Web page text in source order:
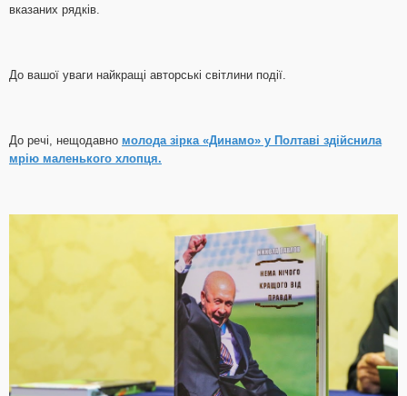
вказаних рядків.
До вашої уваги найкращі авторські світлини події.
До речі, нещодавно молода зірка «Динамо» у Полтаві здійснила
мрію маленького хлопця.